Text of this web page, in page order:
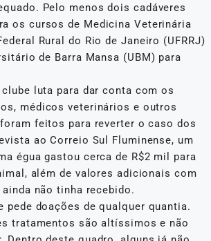
Pelo menos dois cadáveres
os cursos de Medicina Veterinária
Rural do Rio de Janeiro (UFRRJ)
de Barra Mansa (UBM) para
luta para dar conta com os
médicos veterinários e outros
feitos para reverter o caso dos
ao Correio Sul Fluminense, um
égua gastou cerca de R$2 mil para
além de valores adicionais com
não tinha recebido.
pede doações de qualquer quantia.
tratamentos são altíssimos e não